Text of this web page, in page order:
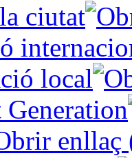
ciutat
local